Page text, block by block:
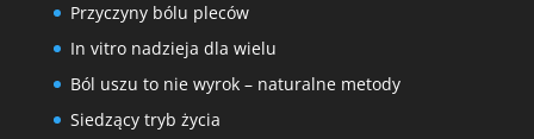
Przyczyny bólu pleców
In vitro nadzieja dla wielu
Ból uszu to nie wyrok – naturalne metody
Siedzący tryb życia